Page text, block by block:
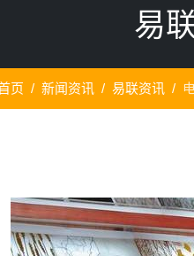
易
页 新闻资讯 易联资讯